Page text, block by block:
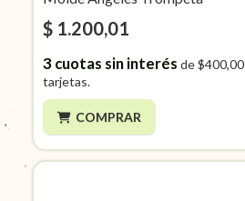
$ 1.200,01
3cuotas sin interés de$400,00
tarjetas.
COMPRAR